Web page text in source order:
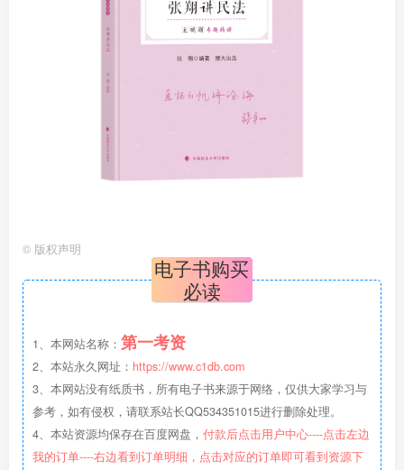
© 版权声明
电子书购买
必读
1、本网站名称： 第一考资
2、本站永久网址： https://www.c1db.com
3、本网站没有纸质书，所有电子书来源于网络，仅供大家学习与
参考，如有侵权，请联系站长QQ534351015进行删除处理。
4、本站资源均保存在百度网盘， 付款后点击用户中心----点击左边
我的订单----右边看到订单明细，点击对应的订单即可看到资源下